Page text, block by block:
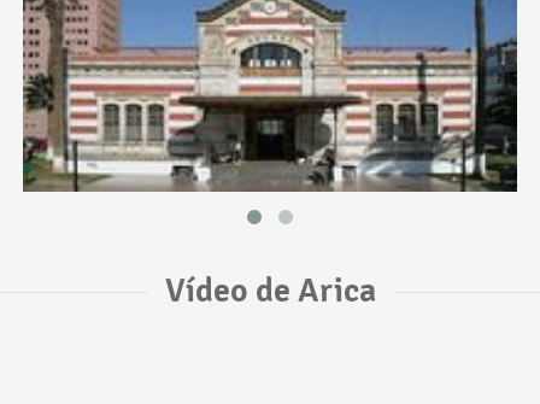
Vídeo de Arica